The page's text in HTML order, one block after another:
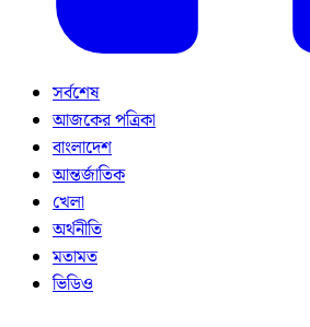
সর্বশেষ
আজকের পত্রিকা
বাংলাদেশ
আন্তর্জাতিক
খেলা
অর্থনীতি
মতামত
ভিডিও